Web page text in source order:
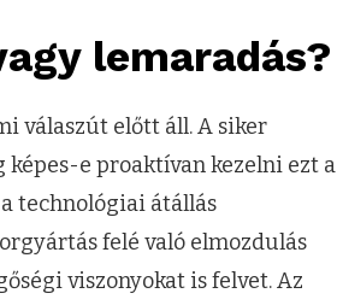
lemaradás?
válaszút előtt áll. A siker
képes-e proaktívan kezelni ezt a
technológiai átállás
felé való elmozdulás
viszonyokat is felvet. Az